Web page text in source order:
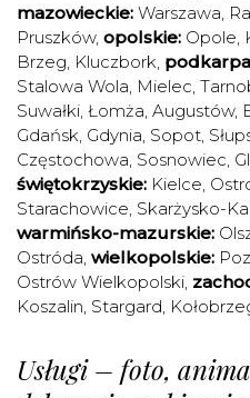
mazowieckie: Warszawa,
Pruszków, opolskie: Opole,
Brzeg, Kluczbork,
Stalowa Wola, Mielec,
Suwałki, Łomża, Augustów,
Gdańsk, Gdynia, Sopot,
Częstochowa, Sosnowiec,
świętokrzyskie: Kielce,
Starachowice, Skarżysko-
warmińsko-mazurskie:
Ostróda, wielkopolskie:
Ostrów Wielkopolski,
Koszalin, Stargard,
Usługi – foto,